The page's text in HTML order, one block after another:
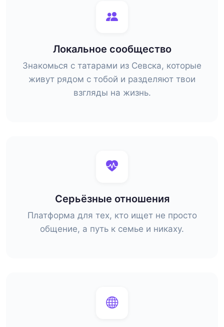
Локальное сообщество
Знакомься с татарами из Севска, которые
живут рядом с тобой и разделяют твои
взгляды на жизнь.
Серьёзные отношения
Платформа для тех, кто ищет не просто
общение, а путь к семье и никаху.